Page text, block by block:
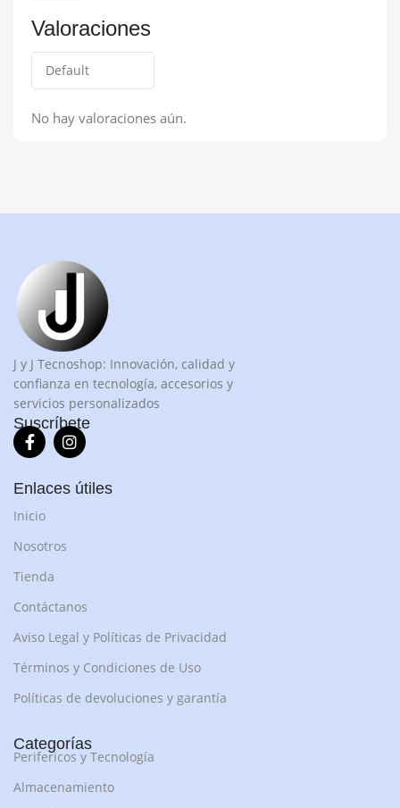
Valoraciones
No hay valoraciones aún.
J y J Tecnoshop: Innovación, calidad y
confianza en tecnología, accesorios y
servicios personalizados
Suscríbete
Enlaces útiles
Inicio
Nosotros
Tienda
Contáctanos
Aviso Legal y Políticas de Privacidad
Términos y Condiciones de Uso
Políticas de devoluciones y garantía
Categorías
Perifericos y Tecnología
Almacenamiento